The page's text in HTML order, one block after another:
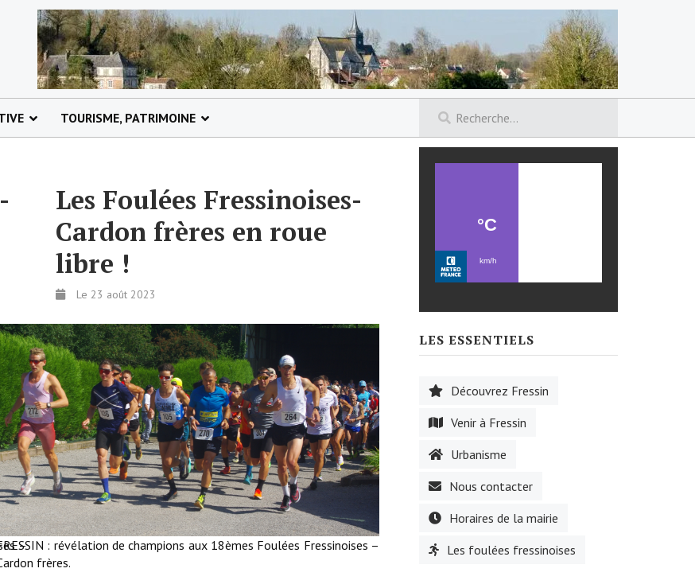
TOURISME, PATRIMOINE
–
Les Foulées Fressinoises-
Cardon frères en roue
libre !
Le 23 août 2023
: révélation de champions aux 18èmes Foulées Fressinoises –
frères.
LES ESSENTIELS
Découvrez Fressin
Venir à Fressin
Urbanisme
Nous contacter
Horaires de la mairie
Les foulées fressinoises